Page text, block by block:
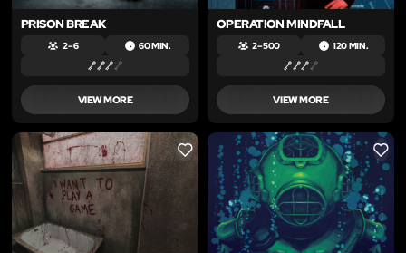
PRISON BREAK
2 – 6 60 MIN.
VIEW MORE
OPERATION MINDFALL
2 – 500 120 MIN.
VIEW MORE
LIKE LIKE